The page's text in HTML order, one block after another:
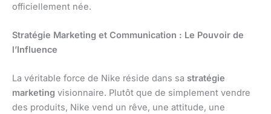
officiellement née.
Stratégie Marketing et Communication : Le Pouvoir de
l’Influence
La véritable force de Nike réside dans sa stratégie
marketing visionnaire. Plutôt que de simplement vendre
des produits, Nike vend un rêve, une attitude, une